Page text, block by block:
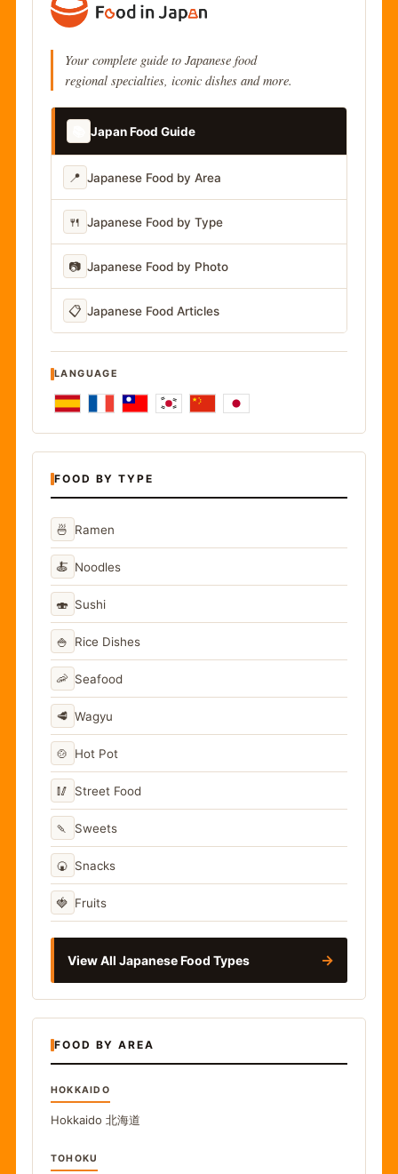
Your complete guide to Japanese food
regional specialties, iconic dishes and more.
Japan Food Guide
📍 Japanese Food by Area
🍴 Japanese Food by Type
📷 Japanese Food by Photo
📋 Japanese Food Articles
LANGUAGE
FOOD BY TYPE
🍜 Ramen
🍝 Noodles
🍣 Sushi
🍚 Rice Dishes
🦐 Seafood
🥩 Wagyu
🍲 Hot Pot
🥢 Street Food
🍡 Sweets
🍘 Snacks
🍓 Fruits
View All Japanese Food Types →
FOOD BY AREA
HOKKAIDO
Hokkaido 北海道
TOHOKU